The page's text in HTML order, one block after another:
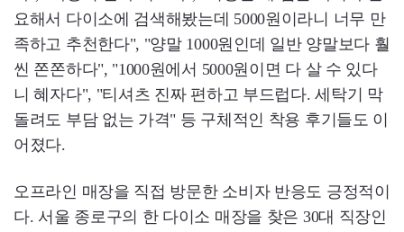
요해서 다이소에 검색해봤는데 5000원이라니 너무 만
족하고 추천한다", "양말 1000원인데 일반 양말보다 훨
씬 쫀쫀하다", "1000원에서 5000원이면 다 살 수 있다
니 혜자다", "티셔츠 진짜 편하고 부드럽다. 세탁기 막
돌려도 부담 없는 가격" 등 구체적인 착용 후기들도 이
어졌다.
오프라인 매장을 직접 방문한 소비자 반응도 긍정적이
다. 서울 종로구의 한 다이소 매장을 찾은 30대 직장인